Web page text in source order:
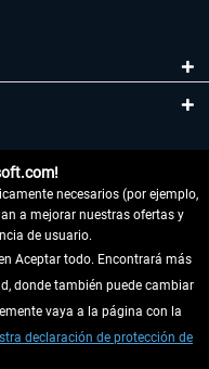
necesarios (por ejemplo,
a mejorar nuestras ofertas y
de usuario.
Aceptar todo. Encontrará más
donde también puede cambiar
vaya a la página con la
declaración de protección de